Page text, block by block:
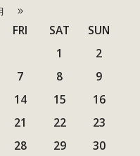
»
FRI SAT
SUN
1
2
7 8
9
14 15
16
21 22
23
28 29
30